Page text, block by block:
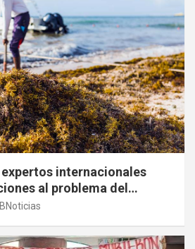
expertos internacionales
al problema del